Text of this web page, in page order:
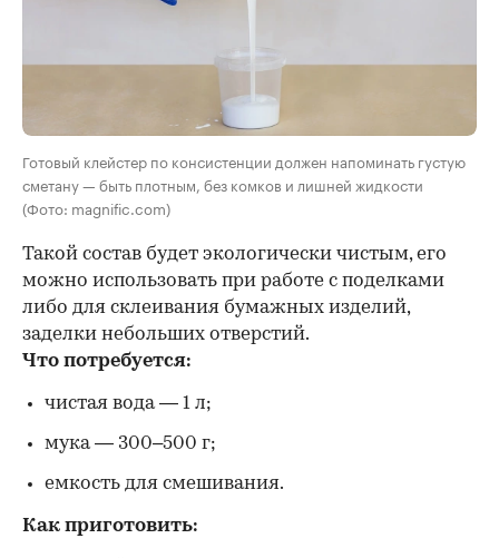
Готовый клейстер по консистенции должен напоминать густую
сметану — быть плотным, без комков и лишней жидкости
(Фото: magnific.com)
Такой состав будет экологически чистым, его
можно использовать при работе с поделками
либо для склеивания бумажных изделий,
заделки небольших отверстий.
Что потребуется:
чистая вода — 1 л;
мука — 300–500 г;
емкость для смешивания.
Как приготовить: